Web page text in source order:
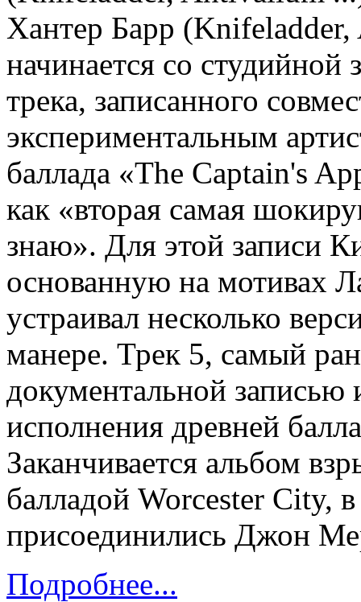
Хантер Барр
начинается со студийной
трека, записанного
экспериментальным
баллада «The Captain's
как «вторая самая
знаю». Для этой записи
основанную на мотивах
устраивал несколько
манере. Трек 5, самый
документальной записью
исполнения древней
Заканчивается альбом
балладой Worcester City,
присоединились Джон
Подробнее...